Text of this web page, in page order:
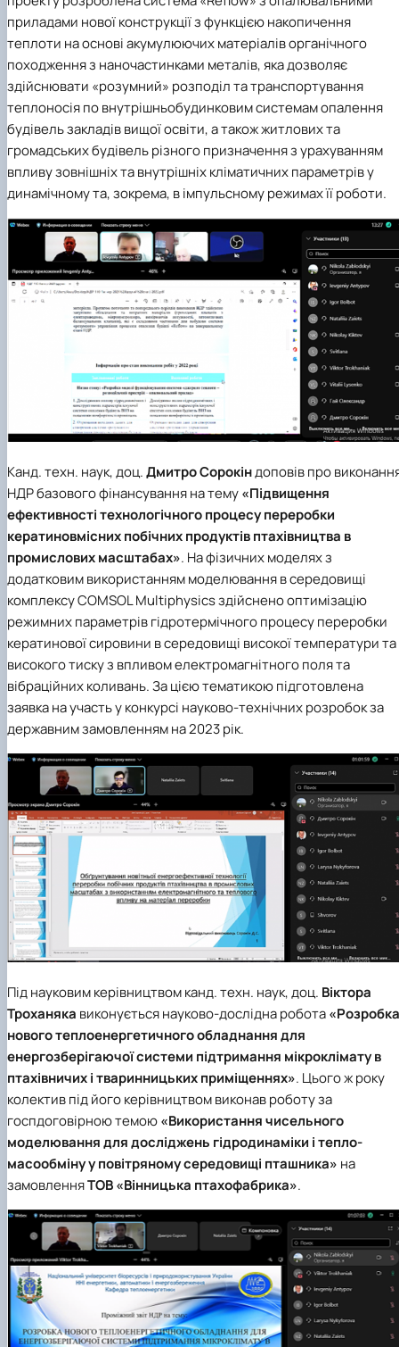
приладами нової конструкції з функцією накопичення
теплоти на основі акумулюючих матеріалів органічного
походження з наночастинками металів, яка дозволяє
здійснювати «розумний» розподіл та транспортування
теплоносія по внутрішньобудинковим системам опалення
будівель закладів вищої освіти, а також житлових та
громадських будівель різного призначення з урахуванням
впливу зовнішніх та внутрішніх кліматичних параметрів у
динамічному та, зокрема, в імпульсному режимах її роботи.
Канд. техн. наук, доц.Дмитро Сорокіндоповів про
НДР базового фінансування на тему«Підвищення
ефективності технологічного процесу переробки
кератиновмісних побічних продуктів птахівництва в
промислових масштабах». На фізичних моделях з
додатковим використанням моделювання в середовищі
комплексу COMSOL Multiphysics здійснено оптимізацію
режимних параметрів гідротермічного процесу переробки
кератинової сировини в середовищі високої температури та
високого тиску з впливом електромагнітного поля та
вібраційних коливань. За цією тематикою підготовлена
заявка на участь у конкурсі науково-технічних розробок за
державним замовленням на 2023 рік.
Під науковим керівництвом канд. техн. наук, доц. Віктора
Троханяка виконується науково-дослідна робота«Розробка
нового теплоенергетичного обладнання для
енергозберігаючої системи підтримання мікроклімату в
птахівничих і тваринницьких приміщеннях». Цього ж року
колектив під його керівництвом виконав роботу за
госпдоговірною темою«Використання чисельного
моделювання для досліджень гідродинаміки і тепло-
масообміну у повітряному середовищі пташника» на
замовленняТОВ «Вінницька птахофабрика».